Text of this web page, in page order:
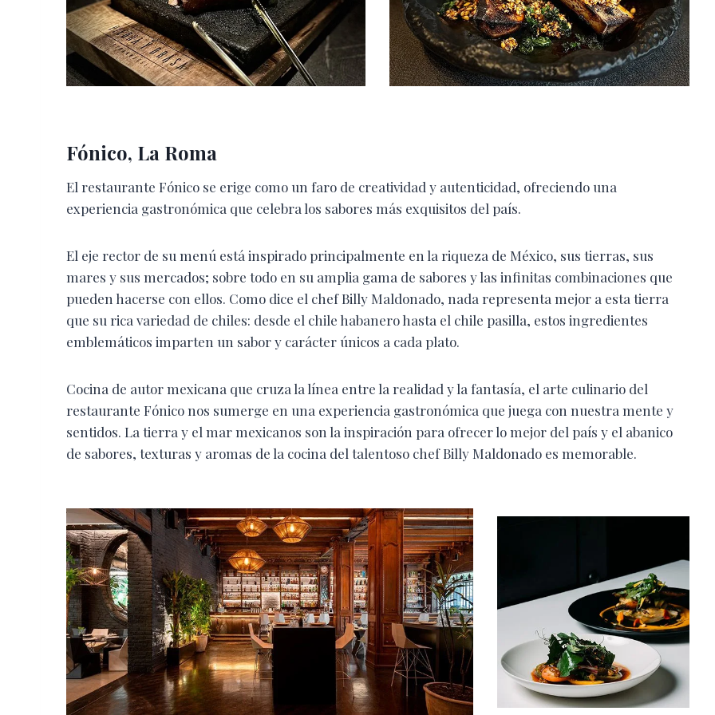
Fónico, La Roma
El restaurante Fónico se erige como un faro de creatividad y autenticidad, ofreciendo una
experiencia gastronómica que celebra los sabores más exquisitos del país.
El eje rector de su menú está inspirado principalmente en la riqueza de México, sus tierras, sus
mares y sus mercados; sobre todo en su amplia gama de sabores y las infinitas combinaciones que
pueden hacerse con ellos. Como dice el chef Billy Maldonado, nada representa mejor a esta tierra
que su rica variedad de chiles: desde el chile habanero hasta el chile pasilla, estos ingredientes
emblemáticos imparten un sabor y carácter únicos a cada plato.
Cocina de autor mexicana que cruza la línea entre la realidad y la fantasía, el arte culinario del
restaurante Fónico nos sumerge en una experiencia gastronómica que juega con nuestra mente y
sentidos. La tierra y el mar mexicanos son la inspiración para ofrecer lo mejor del país y el abanico
de sabores, texturas y aromas de la cocina del talentoso chef Billy Maldonado es memorable.